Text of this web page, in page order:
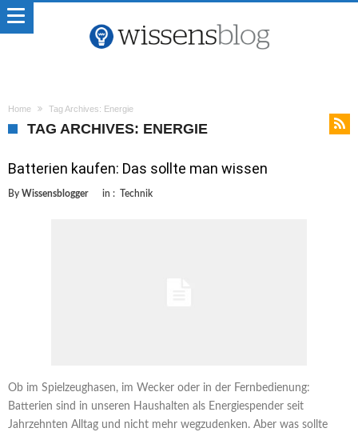
Home Tag Archives: Energie
TAG ARCHIVES: ENERGIE
Batterien kaufen: Das sollte man wissen
By Wissensblogger in : Technik
Ob im Spielzeughasen, im Wecker oder in der Fernbedienung:
Batterien sind in unseren Haushalten als Energiespender seit
Jahrzehnten Alltag und nicht mehr wegzudenken. Aber was sollte